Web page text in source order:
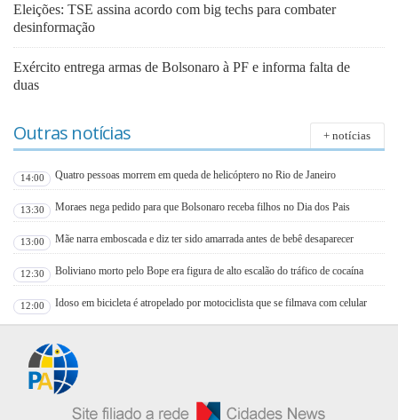
Eleições: TSE assina acordo com big techs para combater
desinformação
Exército entrega armas de Bolsonaro à PF e informa falta de
duas
Outras notícias + notícias
14:00 Quatro pessoas morrem em queda de helicóptero no Rio de Janeiro
13:30 Moraes nega pedido para que Bolsonaro receba filhos no Dia dos Pais
13:00 Mãe narra emboscada e diz ter sido amarrada antes de bebê desaparecer
12:30 Boliviano morto pelo Bope era figura de alto escalão do tráfico de cocaína
12:00 Idoso em bicicleta é atropelado por motociclista que se filmava com celular